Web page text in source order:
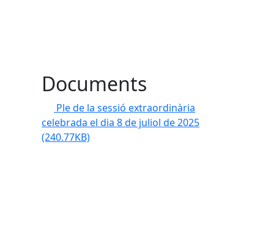
Documents
Ple de la sessió extraordinària
celebrada el dia 8 de juliol de 2025
(240.77KB)